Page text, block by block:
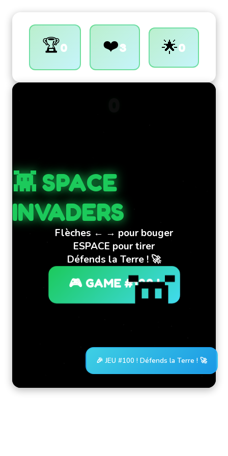
🏆0 ❤️3 🌟0
👾 SPACE
INVADERS
Flèches ← → pour bouger
ESPACE pour tirer
Défends la Terre ! 🚀
🎮 GAME #100 !
🚀
👾
🎉 JEU #100 ! Défends la Terre ! 🚀